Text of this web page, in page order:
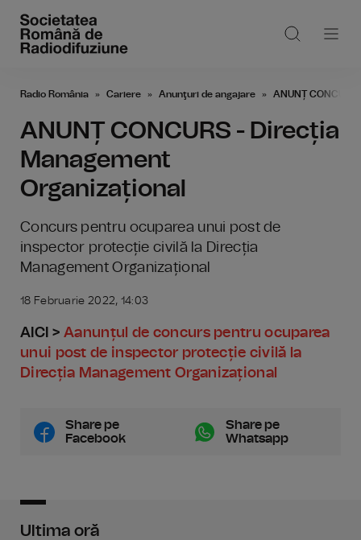
Radio România Cariere Anunţuri de angajare ANUNȚ
ANUNȚ CONCURS - Direcția
Management
Organizațional
Concurs pentru ocuparea unui post de
inspector protecție civilă la Direcția
Management Organizațional
18 Februarie 2022, 14:03
AICI >Aanunțul de concurs pentru ocuparea
unui post de inspector protecție civilă la
Direcția Management Organizațional
Share pe
Facebook
Share pe
Whatsapp
Ultima oră